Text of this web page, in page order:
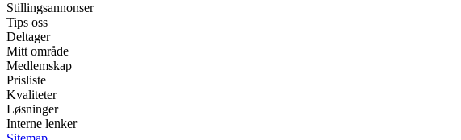
Stillingsannonser
Tips oss
Deltager
Mitt område
Medlemskap
Prisliste
Kvaliteter
Løsninger
Interne lenker